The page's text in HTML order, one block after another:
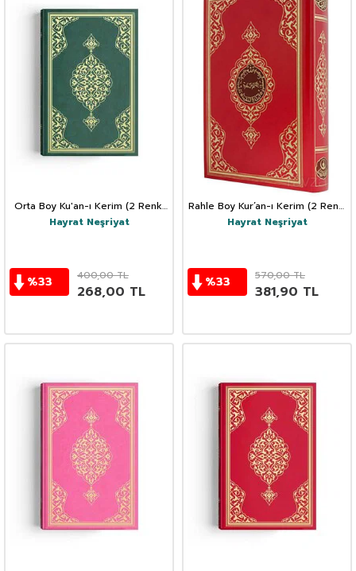
Orta Boy Ku'an-ı Kerim (2 Renk,
Yeşil, Mühürlü)
Hayrat Neşriyat
%33 400,00TL
268,00 TL
Rahle Boy Kur’an-ı Kerim (2 Renk,
Kırmızı, Mühürlü)
Hayrat Neşriyat
%33 570,00TL
381,90 TL